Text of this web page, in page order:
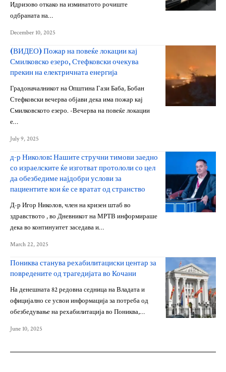
Идризово откако на изминатото рочиште
одбраната на…
December 10, 2025
(ВИДЕО) Пожар на повеќе локации кај
Смилковско езеро, Стефковски очекува
прекин на електричната енергија
Градоначалникот на Општина Гази Баба, Бобан
Стефковски вечерва објави дека има пожар кај
Смилковското езеро. -Вечерва на повеќе локации
е…
July 9, 2025
д-р Николов: Нашите стручни тимови заедно
со израелските ќе изготват протололи со цел
да обезбедиме најдобри услови за
пациентите кои ќе се вратат од странство
Д-р Игор Николов, член на кризен штаб во
здравството , во Дневникот на МРТВ информираше
дека во континуитет заседава и…
March 22, 2025
Пониква станува рехабилитациски центар за
повредените од трагедијата во Кочани
На денешната 82 редовна седница на Владата и
официјално се усвои информација за потреба од
обезбедување на рехабилитација во Пониква,…
June 10, 2025